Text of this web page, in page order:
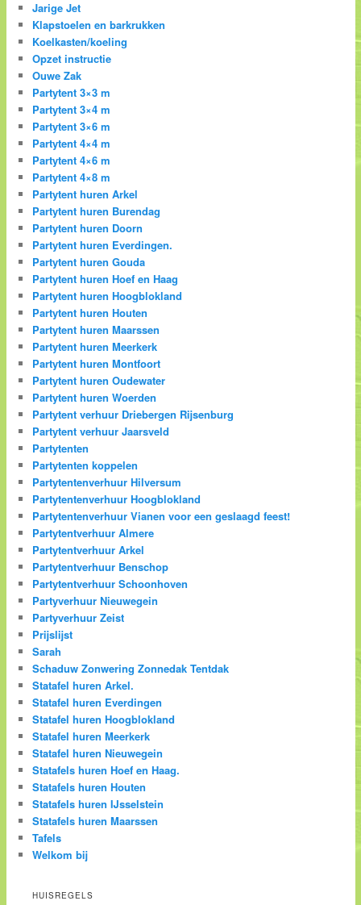
Jarige Jet
Klapstoelen en barkrukken
Koelkasten/koeling
Opzet instructie
Ouwe Zak
Partytent 3×3 m
Partytent 3×4 m
Partytent 3×6 m
Partytent 4×4 m
Partytent 4×6 m
Partytent 4×8 m
Partytent huren Arkel
Partytent huren Burendag
Partytent huren Doorn
Partytent huren Everdingen.
Partytent huren Gouda
Partytent huren Hoef en Haag
Partytent huren Hoogblokland
Partytent huren Houten
Partytent huren Maarssen
Partytent huren Meerkerk
Partytent huren Montfoort
Partytent huren Oudewater
Partytent huren Woerden
Partytent verhuur Driebergen Rijsenburg
Partytent verhuur Jaarsveld
Partytenten
Partytenten koppelen
Partytentenverhuur Hilversum
Partytentenverhuur Hoogblokland
Partytentenverhuur Vianen voor een geslaagd feest!
Partytentverhuur Almere
Partytentverhuur Arkel
Partytentverhuur Benschop
Partytentverhuur Schoonhoven
Partyverhuur Nieuwegein
Partyverhuur Zeist
Prijslijst
Sarah
Schaduw Zonwering Zonnedak Tentdak
Statafel huren Arkel.
Statafel huren Everdingen
Statafel huren Hoogblokland
Statafel huren Meerkerk
Statafel huren Nieuwegein
Statafels huren Hoef en Haag.
Statafels huren Houten
Statafels huren IJsselstein
Statafels huren Maarssen
Tafels
Welkom bij
HUISREGELS